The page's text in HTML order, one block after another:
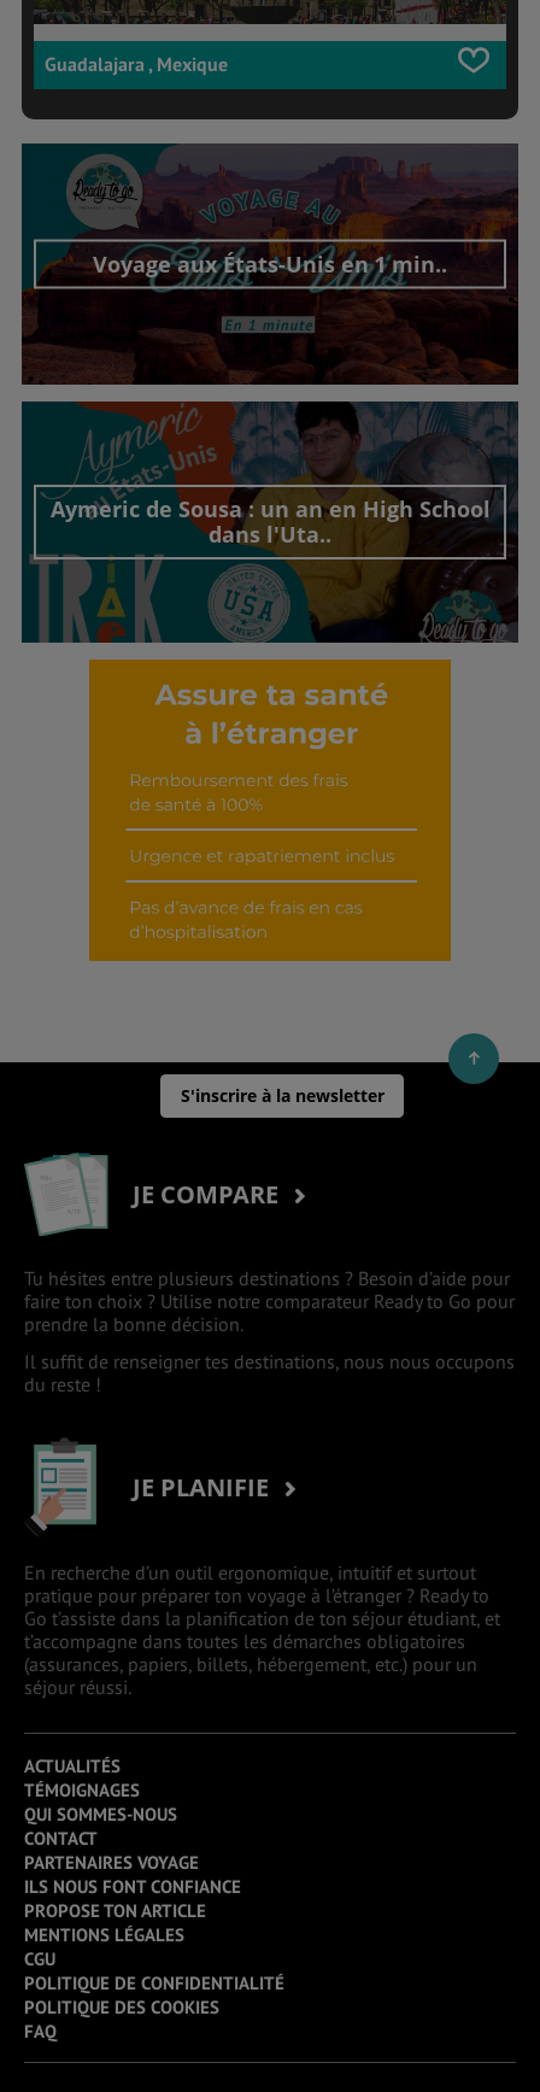
Guadalajara , Mexique
Voyage aux États-Unis en 1 min..
Découvrir cet interview
Aymeric de Sousa : un an en High School
dans l'Uta..
Découvrir cet interview
S'inscrire à la newsletter
JE COMPARE
Tu hésites entre plusieurs destinations ? Besoin d’aide pour
faire ton choix ? Utilise notre comparateur Ready to Go pour
prendre la bonne décision.
Il suffit de renseigner tes destinations, nous nous occupons
du reste !
JE PLANIFIE
En recherche d’un outil ergonomique, intuitif et surtout
pratique pour préparer ton voyage à l’étranger ? Ready to
Go t’assiste dans la planification de ton séjour étudiant, et
t’accompagne dans toutes les démarches obligatoires
(assurances, papiers, billets, hébergement, etc.) pour un
séjour réussi.
ACTUALITÉS
TÉMOIGNAGES
QUI SOMMES-NOUS
CONTACT
PARTENAIRES VOYAGE
ILS NOUS FONT CONFIANCE
PROPOSE TON ARTICLE
MENTIONS LÉGALES
CGU
POLITIQUE DE CONFIDENTIALITÉ
POLITIQUE DES COOKIES
FAQ